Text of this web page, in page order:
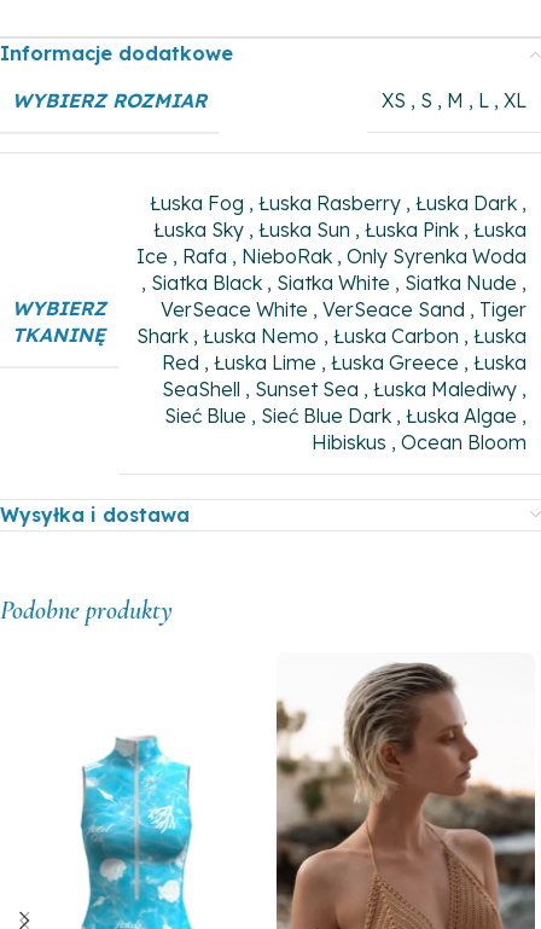
Informacje dodatkowe
WYBIERZ ROZMIAR
XS , S , M , L , XL
WYBIERZ
TKANINĘ
Łuska Fog , Łuska Rasberry , Łuska Dark ,
Łuska Sky , Łuska Sun , Łuska Pink , Łuska
Ice , Rafa , NieboRak , Only Syrenka Woda
, Siatka Black , Siatka White , Siatka Nude ,
VerSeace White , VerSeace Sand , Tiger
Shark , Łuska Nemo , Łuska Carbon , Łuska
Red , Łuska Lime , Łuska Greece , Łuska
SeaShell , Sunset Sea , Łuska Malediwy ,
Sieć Blue , Sieć Blue Dark , Łuska Algae ,
Hibiskus , Ocean Bloom
Wysyłka i dostawa
Podobne produkty